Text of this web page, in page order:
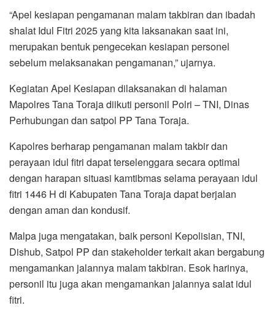
“Apel kesiapan pengamanan malam takbiran dan ibadah
shalat Idul Fitri 2025 yang kita laksanakan saat ini,
merupakan bentuk pengecekan kesiapan personel
sebelum melaksanakan pengamanan,” ujarnya.
Kegiatan Apel Kesiapan dilaksanakan di halaman
Mapolres Tana Toraja diikuti personil Polri – TNI, Dinas
Perhubungan dan satpol PP Tana Toraja.
Kapolres berharap pengamanan malam takbir dan
perayaan idul fitri dapat terselenggara secara optimal
dengan harapan situasi kamtibmas selama perayaan idul
fitri 1446 H di Kabupaten Tana Toraja dapat berjalan
dengan aman dan kondusif.
Malpa juga mengatakan, baik personi Kepolisian, TNI,
Dishub, Satpol PP dan stakeholder terkait akan bergabung
mengamankan jalannya malam takbiran. Esok harinya,
personil itu juga akan mengamankan jalannya salat idul
fitri.